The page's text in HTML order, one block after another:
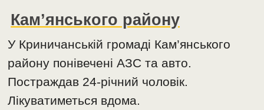
Кам’янського району
У Криничанській громаді Кам’янського
району понівечені АЗС та авто.
Постраждав 24-річний чоловік.
Лікуватиметься вдома.